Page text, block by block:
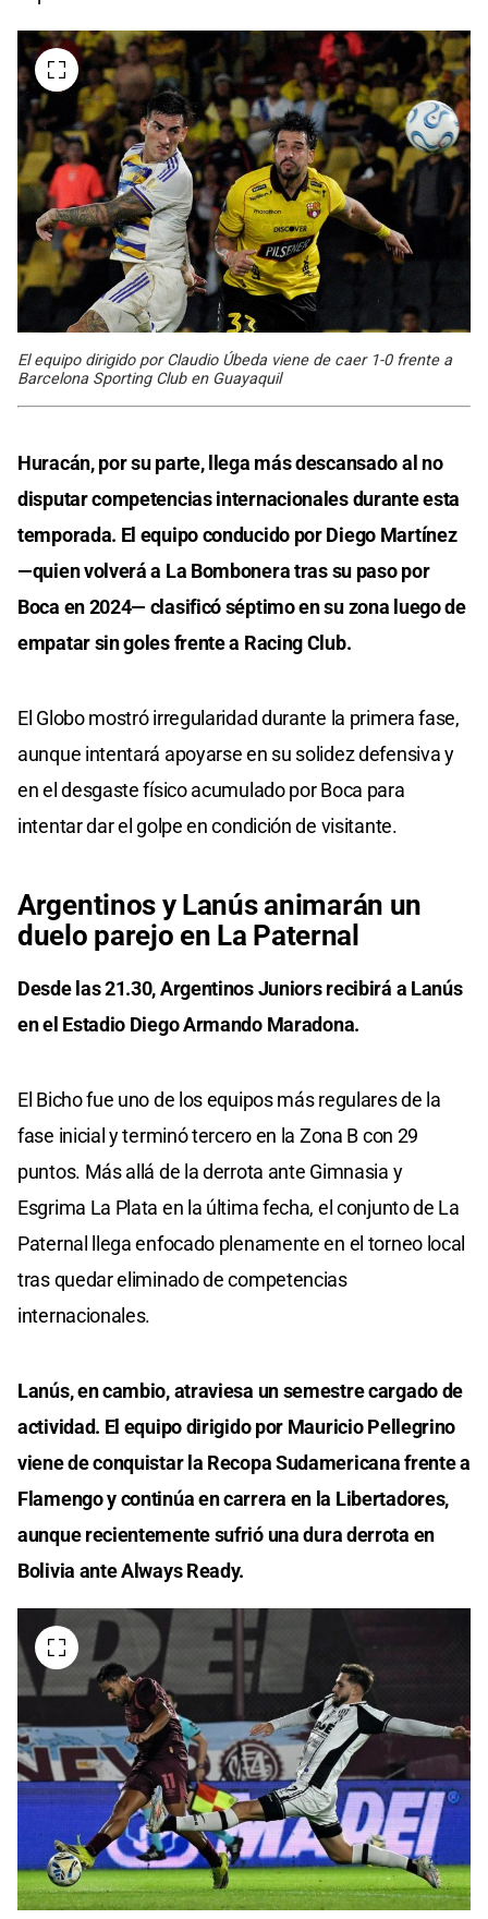
El equipo dirigido por Claudio Úbeda viene de caer 1-0 frente a
Barcelona Sporting Club en Guayaquil
Huracán, por su parte, llega más descansado al no
disputar competencias internacionales durante esta
temporada. El equipo conducido por Diego Martínez
—quien volverá a La Bombonera tras su paso por
Boca en 2024— clasificó séptimo en su zona luego de
empatar sin goles frente a Racing Club.
El Globo mostró irregularidad durante la primera fase,
aunque intentará apoyarse en su solidez defensiva y
en el desgaste físico acumulado por Boca para
intentar dar el golpe en condición de visitante.
Argentinos y Lanús animarán un
duelo parejo en La Paternal
Desde las 21.30, Argentinos Juniors recibirá a Lanús
en el Estadio Diego Armando Maradona.
El Bicho fue uno de los equipos más regulares de la
fase inicial y terminó tercero en la Zona B con 29
puntos. Más allá de la derrota ante Gimnasia y
Esgrima La Plata en la última fecha, el conjunto de La
Paternal llega enfocado plenamente en el torneo local
tras quedar eliminado de competencias
internacionales.
Lanús, en cambio, atraviesa un semestre cargado de
actividad. El equipo dirigido por Mauricio Pellegrino
viene de conquistar la Recopa Sudamericana frente a
Flamengo y continúa en carrera en la Libertadores,
aunque recientemente sufrió una dura derrota en
Bolivia ante Always Ready.